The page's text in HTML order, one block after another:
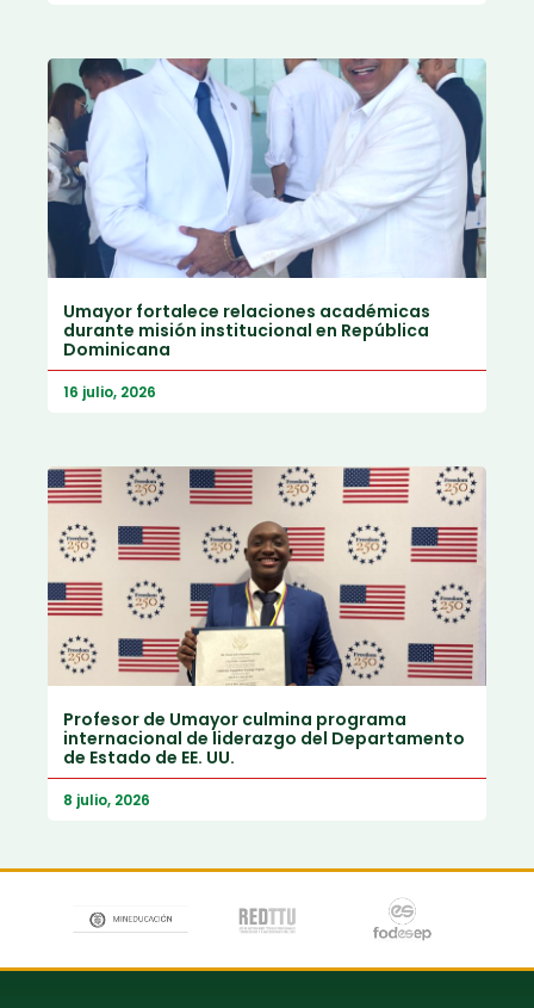
Umayor fortalece relaciones académicas
durante misión institucional en República
Dominicana
16 julio, 2026
Profesor de Umayor culmina programa
internacional de liderazgo del Departamento
de Estado de EE. UU.
8 julio, 2026